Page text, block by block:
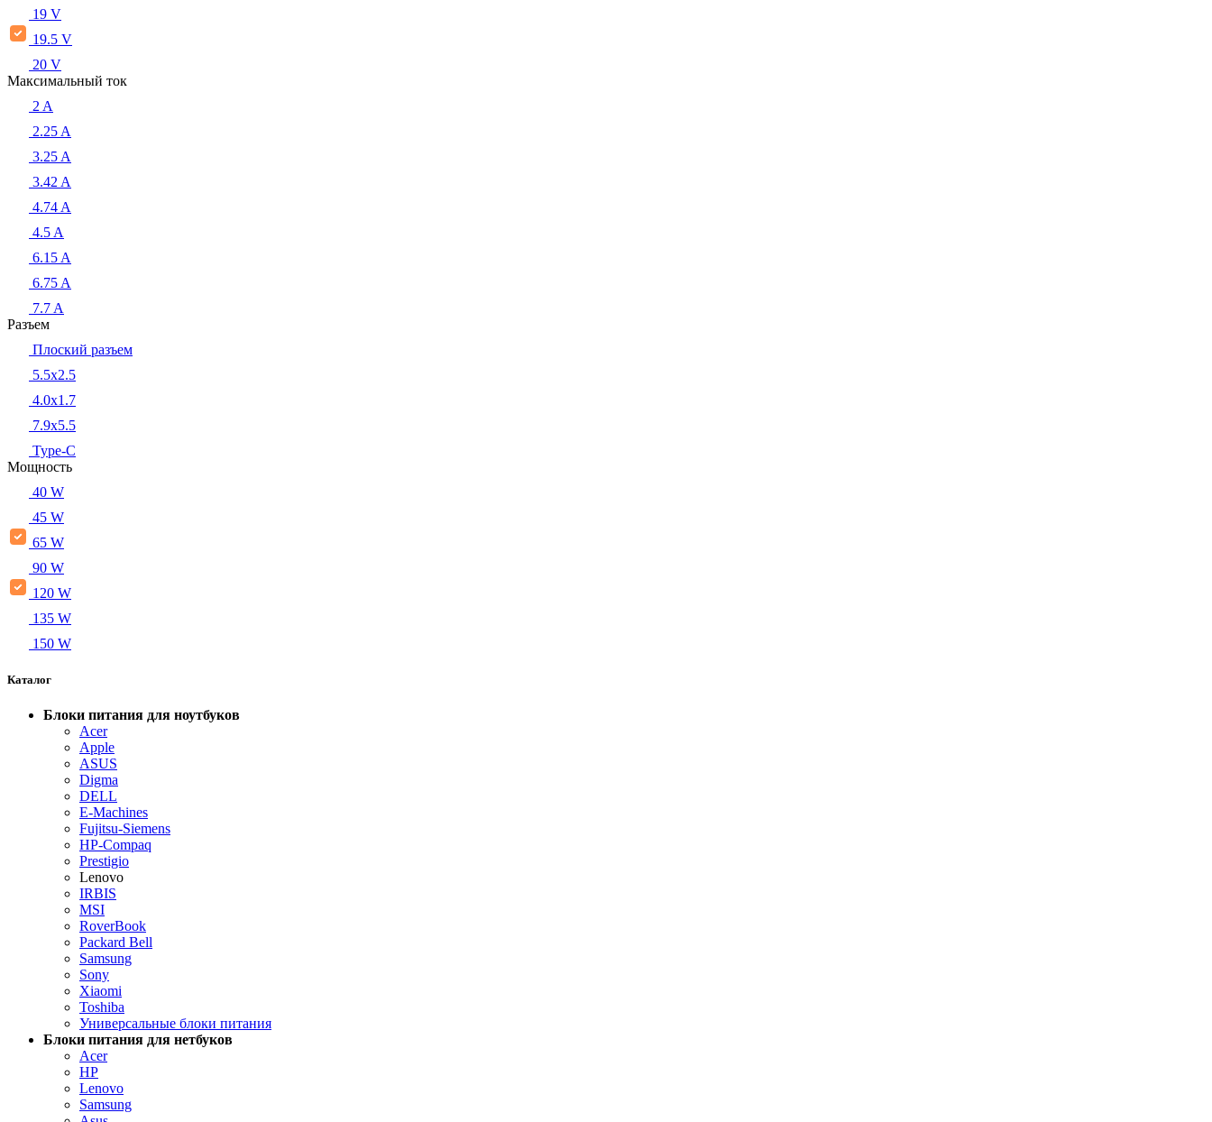
19 V
19.5 V
20 V
Максимальный ток
2 A
2.25 A
3.25 A
3.42 A
4.74 A
4.5 A
6.15 A
6.75 A
7.7 A
Разъем
Плоский разъем
5.5x2.5
4.0x1.7
7.9x5.5
Type-C
Мощность
40 W
45 W
65 W
90 W
120 W
135 W
150 W
Каталог
Блоки питания для ноутбуков
Acer
Apple
ASUS
Digma
DELL
E-Machines
Fujitsu-Siemens
HP-Compaq
Prestigio
Lenovo
IRBIS
MSI
RoverBook
Packard Bell
Samsung
Sony
Xiaomi
Toshiba
Универсальные блоки питания
Блоки питания для нетбуков
Acer
HP
Lenovo
Samsung